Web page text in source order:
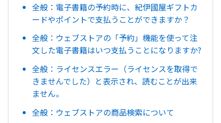
全般：電子書籍の予約時に、紀伊國屋ギフトカ
ードやポイントで支払うことができますか？
全般：ウェブストアの「予約」機能を使って注
文した電子書籍はいつ支払うことになりますか?
全般：ライセンスエラー（ライセンスを取得で
きませんでした）と表示され、読むことが出来
ません。
全般：ウェブストアの商品検索について